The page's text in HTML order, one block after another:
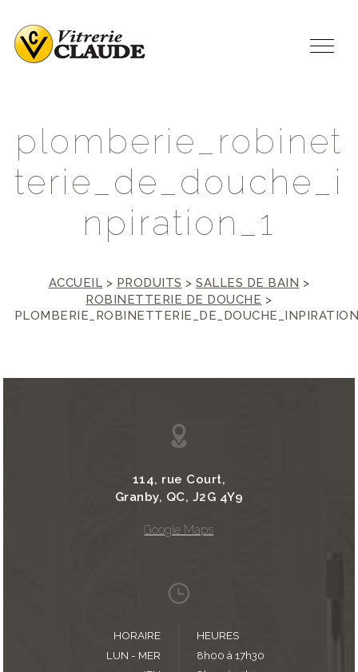
plomberie robi net
terie de douche
i
npi ration 1
ACCUEIL > PRODUITS >SALLES DE BAIN >
ROBINETTERIE DE DOUCHE >
114, rue Court,
Granby, QC, J2G 4Y9
Google Maps
HORAIRE
HEURES
LUN - MER
8h00 à 17h30